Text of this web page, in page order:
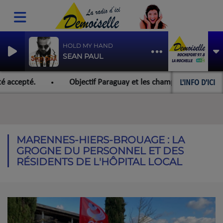
HOLD MY HAND
SEAN PAUL
L'INFO D'ICI
Objectif Paraguay et les championnats du
MARENNES-HIERS-BROUAGE : LA
GROGNE DU PERSONNEL ET DES
RÉSIDENTS DE L'HÔPITAL LOCAL